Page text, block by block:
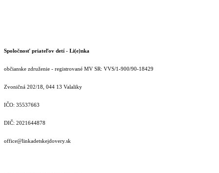
Spoločnosť priateľov detí - Li(e)nka
občianske združenie - registrované MV SR: VVS/1-900/90-18429
Zvoničná 202/18, 044 13 Valaliky
IČO: 35537663
DIČ: 2021644878
office@linkadetskejdovery.sk